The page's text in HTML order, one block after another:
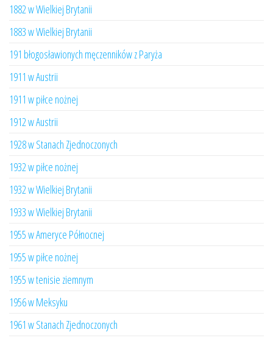
1882 w Wielkiej Brytanii
1883 w Wielkiej Brytanii
191 błogosławionych męczenników z Paryża
1911 w Austrii
1911 w piłce nożnej
1912 w Austrii
1928 w Stanach Zjednoczonych
1932 w piłce nożnej
1932 w Wielkiej Brytanii
1933 w Wielkiej Brytanii
1955 w Ameryce Północnej
1955 w piłce nożnej
1955 w tenisie ziemnym
1956 w Meksyku
1961 w Stanach Zjednoczonych